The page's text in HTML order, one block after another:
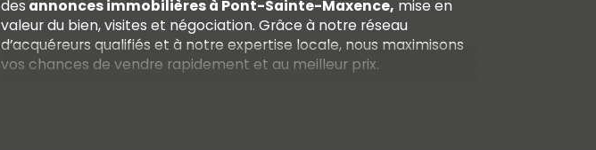
des annonces immobilières à Pont-Sainte-Maxence, mise en
valeur du bien, visites et négociation. Grâce à notre réseau
d’acquéreurs qualifiés et à notre expertise locale, nous maximisons
vos chances de vendre rapidement et au meilleur prix.